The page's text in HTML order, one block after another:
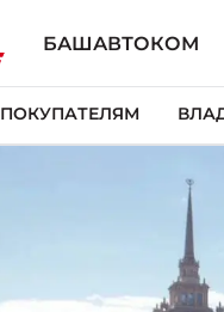
БАШАВТОКОМ
ПОКУПАТЕЛЯМ